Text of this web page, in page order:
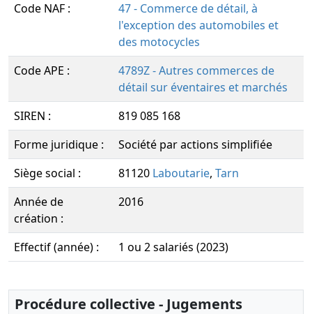
Code NAF :
47 - Commerce de détail, à
l'exception des automobiles et
des motocycles
Code APE :
4789Z - Autres commerces de
détail sur éventaires et marchés
SIREN :
819 085 168
Forme juridique :
Société par actions simplifiée
Siège social :
81120 Laboutarie, Tarn
Année de
création :
2016
Effectif (année) : 1 ou 2 salariés (2023)
Procédure collective - Jugements